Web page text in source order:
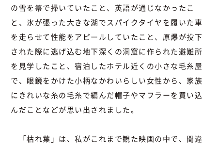
の雪を箒で掃いていたこと、英語が通じなかったこ
と、氷が張った大きな湖でスパイクタイヤを履いた車
を走らせて性能をアピールしていたこと、原爆が投下
された際に逃げ込む地下深くの洞窟に作られた避難所
を見学したこと、宿泊したホテル近くの小さな毛糸屋
で、眼鏡をかけた小柄なかわいらしい女性から、家族
にきれいな糸の毛糸で編んだ帽子やマフラーを買い込
んだことなどが思い出されました。
「枯れ葉」は、私がこれまで観た映画の中で、間違